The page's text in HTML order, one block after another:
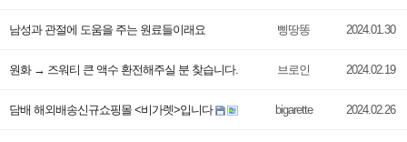
남성과 관절에 도움을 주는 원료들이래요 삥땅똥 2024.01.30
원화 → 즈워티 큰 액수 환전해주실 분 찾습니다. 브로인 2024.02.19
담배 해외배송신규쇼핑몰 <비가렛>입니다 bigarette 2024.02.26